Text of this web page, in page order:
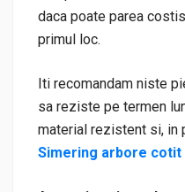
daca poate parea
primul loc.
Iti recomandam niste
sa reziste pe termen
material rezistent si, in
Simering arbore cotit